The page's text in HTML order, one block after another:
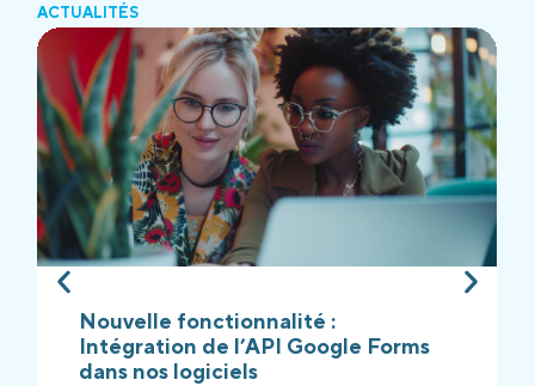
ACTUALITÉS
Nouvelle fonctionnalité :
Intégration de l’API Google Forms
dans nos logiciels